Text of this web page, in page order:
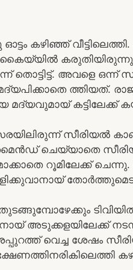
കഴിഞ്ഞ്
കരുതിയിരുന്നു.
അവളെ ഒന്ന്
ത്തിയത്.
കട്ടിലേക്ക്
സീരിയൽ
ചെയ്യാതെ
റൂമിലേക്ക്
അടുക്കളയിലേക്ക്
വെച്ച ശേഷം